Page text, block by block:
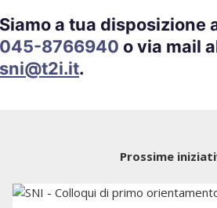
Siamo a tua disposizione
045-8766940 o via mail
sni@t2i.it.
Prossime